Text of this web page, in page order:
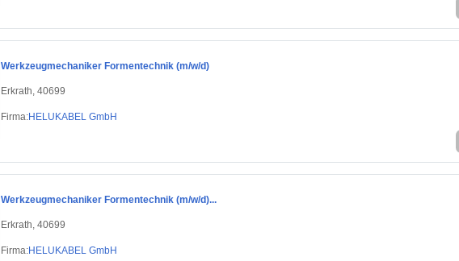
Werkzeugmechaniker Formentechnik (m/w/d)
Erkrath, 40699
Firma:HELUKABEL GmbH
Werkzeugmechaniker Formentechnik (m/w/d)...
Erkrath, 40699
Firma:HELUKABEL GmbH